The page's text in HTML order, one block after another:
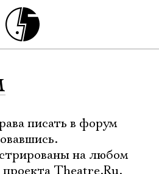
писать в форум
на любом